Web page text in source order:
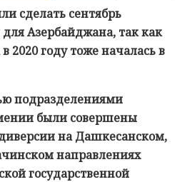
сделать сентябрь
Азербайджана, так как
2020 году тоже началась в
подразделениями
были совершены
на Дашкесанском,
направлениях
государственной